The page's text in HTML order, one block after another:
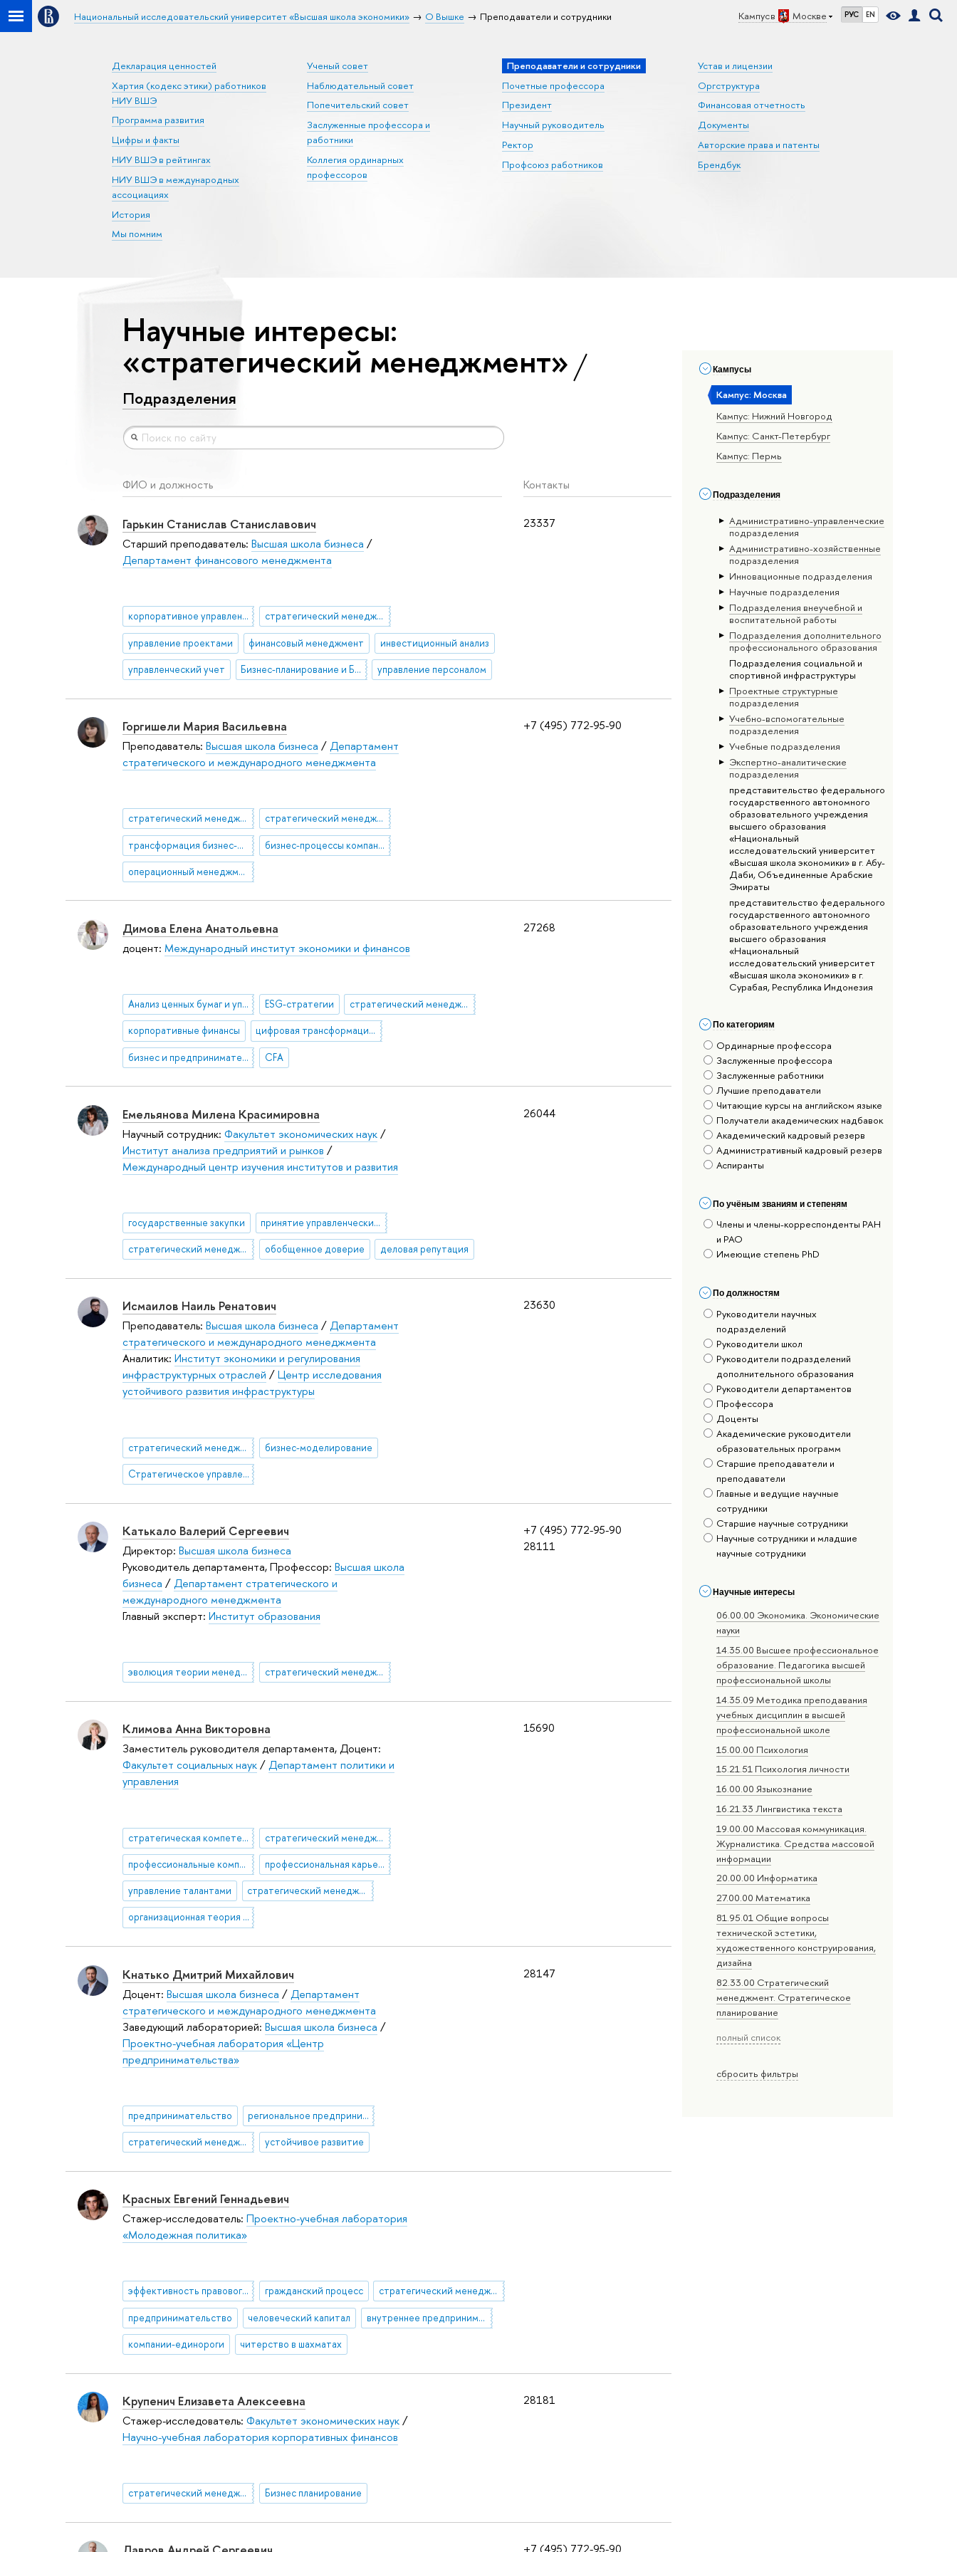
Кампус в Москве РУС EN
Национальный исследовательский университет «Высшая школа экономики» О Вышке Преподаватели и сотрудники
Декларация ценностей
Хартия (кодекс этики) работников
НИУ ВШЭ
Программа развития
Цифры и факты
НИУ ВШЭ в рейтингах
НИУ ВШЭ в международных
ассоциациях
История
Мы помним
Ученый совет
Наблюдательный совет
Попечительский совет
Заслуженные профессора и
работники
Коллегия ординарных
профессоров
Преподаватели и сотрудники
Почетные профессора
Президент
Научный руководитель
Ректор
Профсоюз работников
Устав и лицензии
Оргструктура
Финансовая отчетность
Документы
Авторские права и патенты
Брендбук
Кампусы
Кампус: Москва
Кампус: Нижний Новгород
Кампус: Санкт-Петербург
Кампус: Пермь
Подразделения
Административно-управленческие
подразделения
Административно-хозяйственные
подразделения
Инновационные подразделения
Научные подразделения
Подразделения внеучебной и
воспитательной работы
Подразделения дополнительного
профессионального образования
Подразделения социальной и
спортивной инфраструктуры
Проектные структурные
подразделения
Учебно-вспомогательные
подразделения
Учебные подразделения
Экспертно-аналитические
подразделения
представительство федерального
государственного автономного
образовательного учреждения
высшего образования
«Национальный
исследовательский университет
«Высшая школа экономики» в г. Абу-
Даби, Объединенные Арабские
Эмираты
представительство федерального
государственного автономного
образовательного учреждения
высшего образования
«Национальный
исследовательский университет
«Высшая школа экономики» в г.
Сурабая, Республика Индонезия
По категориям
Ординарные профессора
Заслуженные профессора
Заслуженные работники
Лучшие преподаватели
Читающие курсы на английском языке
Получатели академических надбавок
Академический кадровый резерв
Административный кадровый резерв
Аспиранты
По учёным званиям и степеням
Члены и члены-корреспонденты РАН
и РАО
Имеющие степень PhD
По должностям
Руководители научных
подразделений
Руководители школ
Руководители подразделений
дополнительного образования
Руководители департаментов
Профессора
Доценты
Академические руководители
образовательных программ
Старшие преподаватели и
преподаватели
Главные и ведущие научные
сотрудники
Старшие научные сотрудники
Научные сотрудники и младшие
научные сотрудники
Научные интересы
06.00.00 Экономика. Экономические
науки
14.35.00 Высшее профессиональное
образование. Педагогика высшей
профессиональной школы
14.35.09 Методика преподавания
учебных дисциплин в высшей
профессиональной школе
15.00.00 Психология
15.21.51 Психология личности
16.00.00 Языкознание
16.21.33 Лингвистика текста
19.00.00 Массовая коммуникация.
Журналистика. Средства массовой
информации
20.00.00 Информатика
27.00.00 Математика
81.95.01 Общие вопросы
технической эстетики,
художественного конструирования,
дизайна
82.33.00 Стратегический
менеджмент. Стратегическое
планирование
полный список
сбросить фильтры
Научные интересы:
«стратегический менеджмент»
Подразделения
ФИО и должность Контакты
23337
Гарькин Станислав Станиславович
Старший преподаватель: Высшая школа бизнеса /
Департамент финансового менеджмента
корпоративное управление стратегический менеджмент
управление проектами финансовый менеджмент инвестиционный анализ
управленческий учет Бизнес-планирование и Бюджетирование управление персоналом
+7 (495) 772-95-90
Горгишели Мария Васильевна
Преподаватель: Высшая школа бизнеса /Департамент
стратегического и международного менеджмента
стратегический менеджмент стратегический менеджмент в топливно-энергетическом комплексе
трансформация бизнес-модели бизнес-процессы компании
операционный менеджмент
27268
Димова Елена Анатольевна
доцент: Международный институт экономики и финансов
Анализ ценных бумаг и управление инвестиционным портфелем ESG-стратегии стратегический менеджмент
корпоративные финансы цифровая трансформация бизнеса
бизнес и предпринимательство CFA
26044
Емельянова Милена Красимировна
Научный сотрудник: Факультет экономических наук/
Институт анализа предприятий и рынков /
Международный центр изучения институтов и развития
государственные закупки принятие управленческих решений
стратегический менеджмент обобщенное доверие деловая репутация
23630
Исмаилов Наиль Ренатович
Преподаватель: Высшая школа бизнеса /Департамент
стратегического и международного менеджмента
Аналитик: Институт экономики и регулирования
инфраструктурных отраслей /Центр исследования
устойчивого развития инфраструктуры
стратегический менеджмент бизнес-моделирование
Стратегическое управление в ТЭК
+7 (495) 772-95-90
28111
Катькало Валерий Сергеевич
Директор: Высшая школа бизнеса
Руководитель департамента, Профессор: Высшая школа
бизнеса /Департамент стратегического и
международного менеджмента
Главный эксперт: Институт образования
эволюция теории менеджмента стратегический менеджмент
15690
Климова Анна Викторовна
Заместитель руководителя департамента, Доцент:
Факультет социальных наук/Департамент политики и
управления
стратегическая компетенция стратегический менеджмент
профессиональные компетенции профессиональная карьера
управление талантами стратегический менеджмент в государственном секторе
организационная теория и дизайн
28147
Кнатько Дмитрий Михайлович
Доцент: Высшая школа бизнеса /Департамент
стратегического и международного менеджмента
Заведующий лабораторией: Высшая школа бизнеса /
Проектно-учебная лаборатория «Центр
предпринимательства»
предпринимательство региональное предпринимательство
стратегический менеджмент устойчивое развитие
Красных Евгений Геннадьевич
Стажер-исследователь: Проектно-учебная лаборатория
«Молодежная политика»
эффективность правового регулирования гражданский процесс стратегический менеджмент
предпринимательство человеческий капитал внутреннее предпринимательство
компании-единороги читерство в шахматах
28181
Крупенич Елизавета Алексеевна
Стажер-исследователь: Факультет экономических наук/
Научно-учебная лаборатория корпоративных финансов
стратегический менеджмент Бизнес планирование